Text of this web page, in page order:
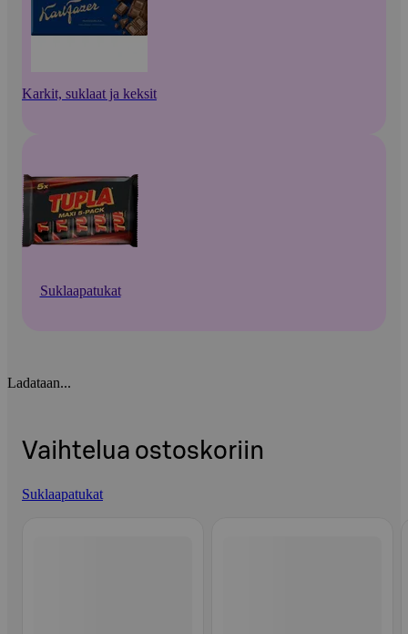
Karkit, suklaat ja keksit
Suklaapatukat
Ladataan...
Vaihtelua ostoskoriin
Suklaapatukat